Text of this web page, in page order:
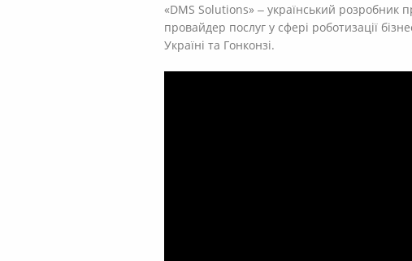
«DMS Solutions» ‒ український розробник
провайдер послуг у сфері роботизації
Україні та Гонконзі.